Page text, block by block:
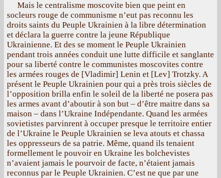
Mais le centralisme moscovite bien que peint en
socleurs rouge de communisme n’eut pas reconnu les
droits saints du Peuple Ukrainien à la libre détermination
et déclara la guerre contre la jeune République
Ukrainienne. Et des se moment le Peuple Ukrainien
pendant trois années conduit une lutte difficile et sanglante
pour sa liberté contre le communistes moscovites contre
les armées rouges de [Vladimir] Lenin et [Lev] Trotzky. A
présent le Peuple Ukrainien pour qui a près trois siècles de
l’opposition brilla enfin le soleil de la liberté ne posera pas
les armes avant d’aboutir à son but – d’être maitre dans sa
maison – dans l’Ukraine Indépendante. Quand les armées
sovietistes parvinrent à occuper presque le territoire entier
de l’Ukraine le Peuple Ukrainien se leva atouts et chassa
les oppresseurs de sa patrie. Même, quand ils tenaient
formellement le pouvoir en Ukraine les bolchevistes
n’avaient jamais le pourvoir de facte, n’étaient jamais
reconnus par le Peuple Ukrainien. C’est ne que par une